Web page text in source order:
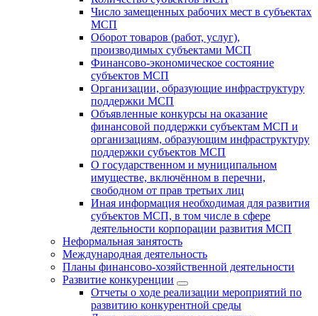
Число замещенных рабочих мест в субъектах
МСП
Оборот товаров (работ, услуг),
производимых субъектами МСП
Финансово-экономическое состояние
субъектов МСП
Организации, образующие инфраструктуру
поддержки МСП
Объявленные конкурсы на оказание
финансовой поддержки субъектам МСП и
организациям, образующим инфраструктуру
поддержки субъектов МСП
О государственном и муниципальном
имуществе, включённом в перечни,
свободном от прав третьих лиц
Иная информация необходимая для развития
субъектов МСП, в том числе в сфере
деятельности корпорации развития МСП
Неформальная занятость
Международная деятельность
Планы финансово-хозяйственной деятельности
Развитие конкуренции
Отчеты о ходе реализации мероприятий по
развитию конкурентной среды